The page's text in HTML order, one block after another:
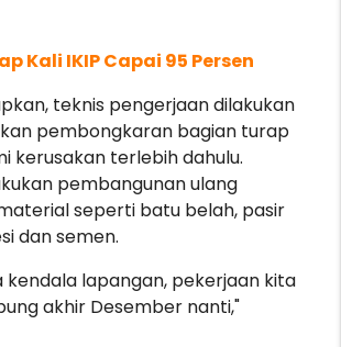
Kali IKIP Capai 95 Persen
teknis pengerjaan dilakukan
pembongkaran bagian turap
kerusakan terlebih dahulu.
pembangunan ulang
seperti batu belah, pasir
dan semen.
kendala lapangan, pekerjaan kita
akhir Desember nanti,"